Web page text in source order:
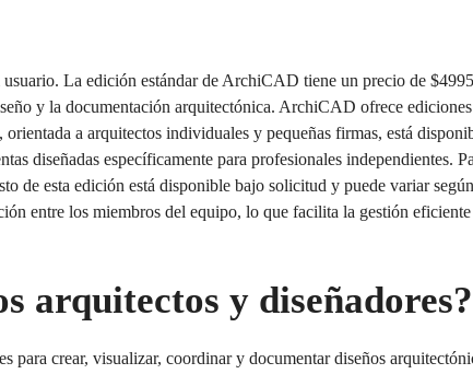
La edición estándar de ArchiCAD tiene un precio de
y la documentación arquitectónica. ArchiCAD ofrece
a arquitectos individuales y pequeñas firmas, está
diseñadas específicamente para profesionales independientes.
esta edición está disponible bajo solicitud y puede variar
entre los miembros del equipo, lo que facilita la gestión
arquitectos y diseñadores?
crear, visualizar, coordinar y documentar diseños